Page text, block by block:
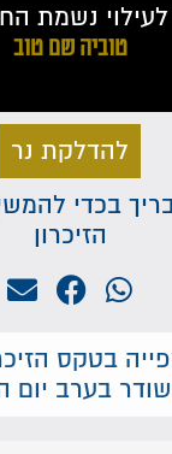
לעילוי נשמת
טוביה שם טוב
להדלקת נר
בכדי
הזיכרון
בטקס
בערב יום